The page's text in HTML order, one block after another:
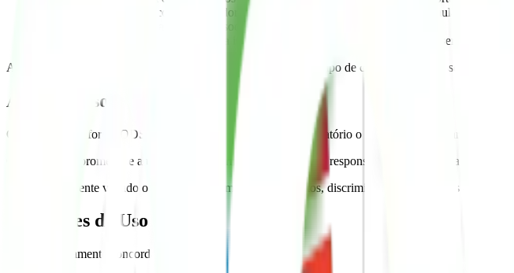
Subsidiar gestores públicos, pesquisadores, estudantes e a sociedade civil na formulação,
Promover a transparência, o controle social e o uso ético da informação;
Fortalecer o debate qualificado sobre a interseção entre desigualdades raciais e desenvolvimento
A plataforma
e não realiza qualquer tipo de cobrança por acesso ou
Acesso e Uso
O acesso à Plataforma ODSR é livre e gratuito, não sendo obrigatório o cadastro prévio para consulta
O usuário compromete-se a utilizar a plataforma de forma ética e responsável, respeitando a
É terminantemente vedado o uso da plataforma para fins ilícitos, discriminatórios, ofensivos ou que
Restrições de Uso
Você expressamente concorda em NÃO: